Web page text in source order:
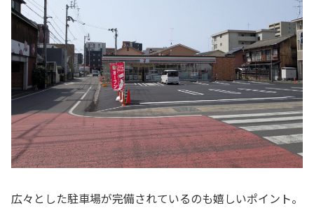
広々とした駐車場が完備されているのも嬉しいポイント。